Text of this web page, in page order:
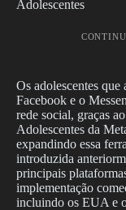
Os adolescentes que
Facebook e o
rede social, graças
Adolescentes da
expandindo essa
introduzida
principais
implementação
incluindo os EUA e